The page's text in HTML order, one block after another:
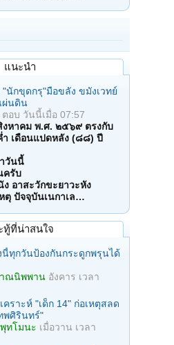
แนะนำ
"นักขุดกรุ"มือขลัง ขมังเวทย์
ผ่นดิน
ตอบ วันนี้เมื่อ 07:57
หาคม พ.ศ. ๒๕๖๙ ตรงกับ
เดือนแปดหลัง (๘๘) ปี
วันนี้
ครับ
อาสะวักขะยาวะหัง
ตุ ปัจจุบันเนกาเล…
ทู้ที่น่าสนใจ
นี้ทุกวันป้องกันกระดูกพรุนได้
ณนิพพาน อังคาร เวลา
คราะห์ "เด็ก 14" ก่อเหตุสลด
พศิรินทร์"
ทโมนะ เมื่อวาน เวลา